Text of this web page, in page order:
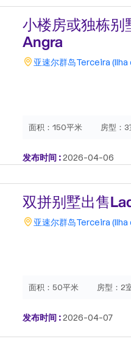
小楼房或独栋别
Angra
亚速尔群岛Terceira
面积：150平米 房型： 3
发布时间 :2026-04-06
双拼别墅出售
亚速尔群岛Terceira
面积：50平米 房型：2
发布时间 :2026-04-07